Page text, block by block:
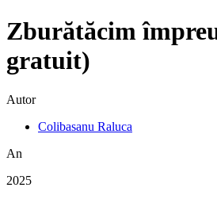
Zburătăcim
gratuit)
Autor
Colibasanu Raluca
An
2025